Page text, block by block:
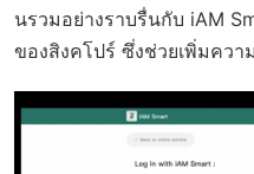
นรวมอย่างราบรื่นกับ iAM
ของสิงคโปร์ ซึ่งช่วยเพิ่มคว